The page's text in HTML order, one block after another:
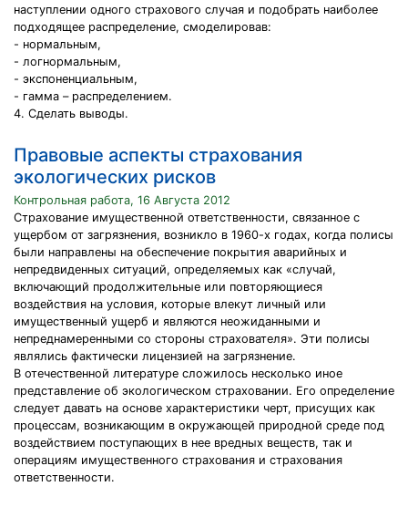
наступлении одного страхового случая и подобрать наиболее
подходящее распределение, смоделировав:
- нормальным,
- логнормальным,
- экспоненциальным,
- гамма – распределением.
4. Сделать выводы.
Правовые аспекты страхования
экологических рисков
Контрольная работа, 16 Августа 2012
Страхование имущественной ответственности, связанное с
ущербом от загрязнения, возникло в 1960-х годах, когда полисы
были направлены на обеспечение покрытия аварийных и
непредвиденных ситуаций, определяемых как «случай,
включающий продолжительные или повторяющиеся
воздействия на условия, которые влекут личный или
имущественный ущерб и являются неожиданными и
непреднамеренными со стороны страхователя». Эти полисы
являлись фактически лицензией на загрязнение.
В отечественной литературе сложилось несколько иное
представление об экологическом страховании. Его определение
следует давать на основе характеристики черт, присущих как
процессам, возникающим в окружающей природной среде под
воздействием поступающих в нее вредных веществ, так и
операциям имущественного страхования и страхования
ответственности.